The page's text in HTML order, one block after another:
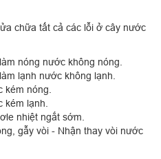
chữa tất cả các lỗi ở cây nước
nóng nước không nóng.
lạnh nước không lạnh.
kém nóng.
kém lạnh.
nhiệt ngắt sớm.
gẫy vòi - Nhận thay vòi nước